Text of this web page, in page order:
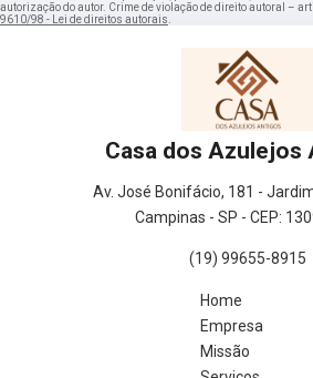
autorização do autor. Crime de violação de direito autoral –
9610/98 - Lei de direitos autorais
Casa dos Azulejos
Av. José Bonifácio, 181 -
Campinas - SP - CEP:
(19) 99655-8915
Home
Empresa
Missão